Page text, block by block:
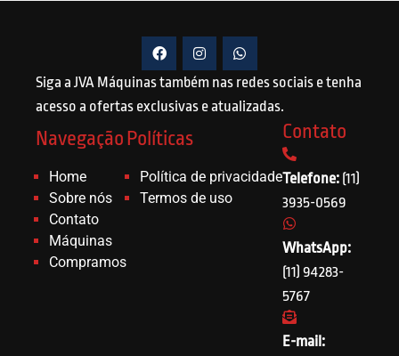
Siga a JVA Máquinas também nas redes sociais e tenha
acesso a ofertas exclusivas e atualizadas.
Navegação
Home
Sobre nós
Contato
Máquinas
Compramos
Políticas
Política de privacidade
Termos de uso
Contato
Telefone: (11)
3935-0569
WhatsApp:
(11) 94283-
5767
E-mail: